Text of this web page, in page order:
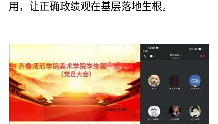
用，让正确政绩观在基层落地生根。